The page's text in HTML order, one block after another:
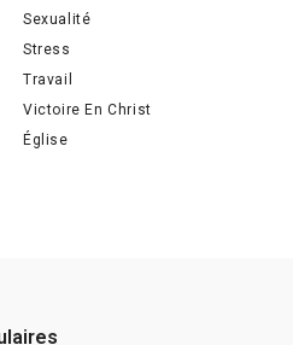
Sexualité
Stress
Travail
Victoire En Christ
Église